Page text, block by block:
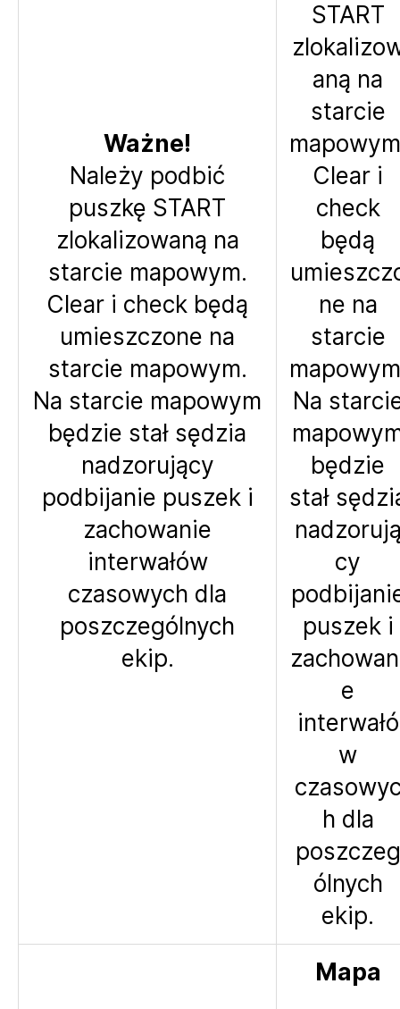
Ważne!
Należy podbić
puszkę START
zlokalizowaną na
starcie mapowym.
Clear i check będą
umieszczone na
starcie mapowym.
Na starcie mapowym
będzie stał sędzia
nadzorujący
podbijanie puszek i
zachowanie
interwałów
czasowych dla
poszczególnych
ekip.
START
aną na
starcie
Clear i
check
będą
ne na
starcie
Na
będzie
stał
cy
puszek i
e
interwałó
w
h dla
poszczeg
ólnych
ekip.
Mapa